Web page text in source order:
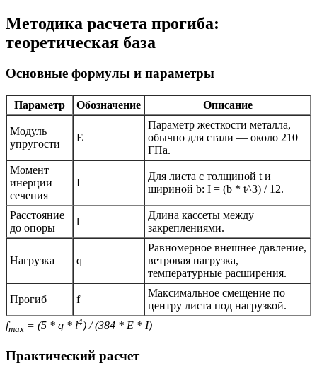
Методика расчета прогиба:
теоретическая база
Основные формулы и параметры
Параметр Обозначение Описание
Модуль
упругости
E
Параметр жесткости металла,
обычно для стали — около 210
ГПа.
Момент
инерции
сечения
I
Для листа с толщиной t и
шириной b: I = (b * t^3) / 12.
Расстояние
до опоры
l
Длина кассеты между
закреплениями.
Нагрузка q
Равномерное внешнее давление,
ветровая нагрузка,
температурные расширения.
Прогиб f
Максимальное смещение по
центру листа под нагрузкой.
fmax = (5 * q * l4) / (384 * E * I)
Практический расчет